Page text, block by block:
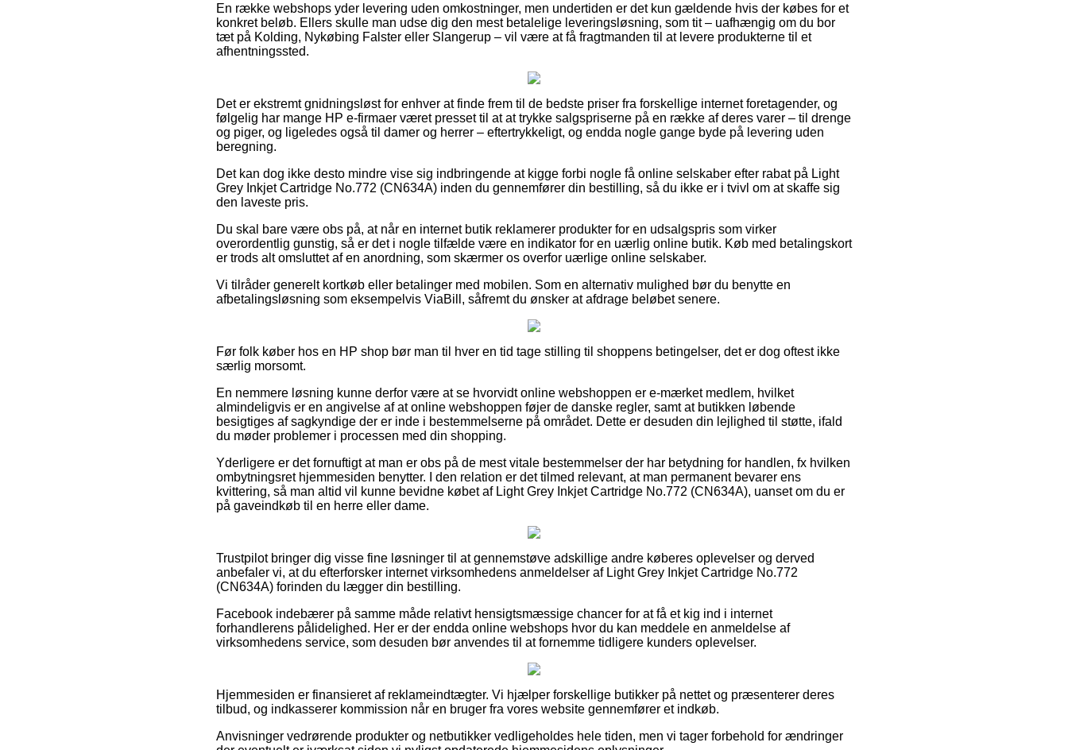
En række webshops yder levering uden omkostninger, men undertiden er det kun gældende hvis der købes for et
konkret beløb. Ellers skulle man udse dig den mest betalelige leveringsløsning, som tit – uafhængig om du bor
tæt på Kolding, Nykøbing Falster eller Slangerup – vil være at få fragtmanden til at levere produkterne til et
afhentningssted.
Det er ekstremt gnidningsløst for enhver at finde frem til de bedste priser fra forskellige internet foretagender, og
følgelig har mange HP e-firmaer været presset til at at trykke salgspriserne på en række af deres varer – til drenge
og piger, og ligeledes også til damer og herrer – eftertrykkeligt, og endda nogle gange byde på levering uden
beregning.
Det kan dog ikke desto mindre vise sig indbringende at kigge forbi nogle få online selskaber efter rabat på Light
Grey Inkjet Cartridge No.772 (CN634A) inden du gennemfører din bestilling, så du ikke er i tvivl om at skaffe sig
den laveste pris.
Du skal bare være obs på, at når en internet butik reklamerer produkter for en udsalgspris som virker
overordentlig gunstig, så er det i nogle tilfælde være en indikator for en uærlig online butik. Køb med betalingskort
er trods alt omsluttet af en anordning, som skærmer os overfor uærlige online selskaber.
Vi tilråder generelt kortkøb eller betalinger med mobilen. Som en alternativ mulighed bør du benytte en
afbetalingsløsning som eksempelvis ViaBill, såfremt du ønsker at afdrage beløbet senere.
Før folk køber hos en HP shop bør man til hver en tid tage stilling til shoppens betingelser, det er dog oftest ikke
særlig morsomt.
En nemmere løsning kunne derfor være at se hvorvidt online webshoppen er e-mærket medlem, hvilket
almindeligvis er en angivelse af at online webshoppen føjer de danske regler, samt at butikken løbende
besigtiges af sagkyndige der er inde i bestemmelserne på området. Dette er desuden din lejlighed til støtte, ifald
du møder problemer i processen med din shopping.
Yderligere er det fornuftigt at man er obs på de mest vitale bestemmelser der har betydning for handlen, fx hvilken
ombytningsret hjemmesiden benytter. I den relation er det tilmed relevant, at man permanent bevarer ens
kvittering, så man altid vil kunne bevidne købet af Light Grey Inkjet Cartridge No.772 (CN634A), uanset om du er
på gaveindkøb til en herre eller dame.
Trustpilot bringer dig visse fine løsninger til at gennemstøve adskillige andre køberes oplevelser og derved
anbefaler vi, at du efterforsker internet virksomhedens anmeldelser af Light Grey Inkjet Cartridge No.772
(CN634A) forinden du lægger din bestilling.
Facebook indebærer på samme måde relativt hensigtsmæssige chancer for at få et kig ind i internet
forhandlerens pålidelighed. Her er der endda online webshops hvor du kan meddele en anmeldelse af
virksomhedens service, som desuden bør anvendes til at fornemme tidligere kunders oplevelser.
Hjemmesiden er finansieret af reklameindtægter. Vi hjælper forskellige butikker på nettet og præsenterer deres
tilbud, og indkasserer kommission når en bruger fra vores website gennemfører et indkøb.
Anvisninger vedrørende produkter og netbutikker vedligeholdes hele tiden, men vi tager forbehold for ændringer